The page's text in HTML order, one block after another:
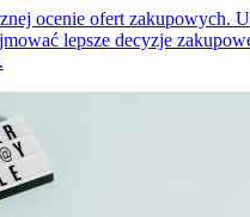
ocenie ofert zakupowych.
lepsze decyzje